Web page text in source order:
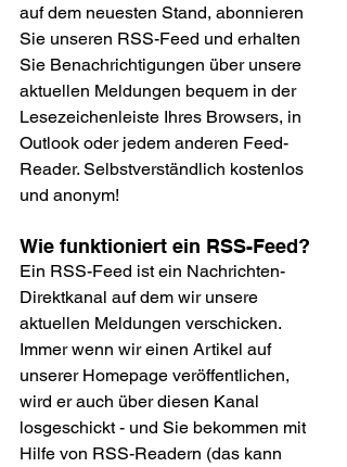
auf dem neuesten Stand, abonnieren
Sie unseren RSS-Feed und erhalten
Sie Benachrichti­gungen über unsere
aktuellen Meldungen bequem in der
Lesezeichen­leiste Ihres Browsers, in
Outlook oder jedem anderen Feed-
Reader. Selbstverständlich kostenlos
und anonym!
Wie funktioniert ein RSS-Feed?
Ein RSS-Feed ist ein Nachrichten-
Direktkanal auf dem wir unsere
aktuellen Meldungen verschicken.
Immer wenn wir einen Artikel auf
unserer Homepage veröffentlichen,
wird er auch über diesen Kanal
losgeschickt - und Sie bekommen mit
Hilfe von RSS-Readern (das kann